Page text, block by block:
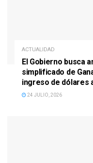
ACTUALIDAD
El Gobierno busca
simplificado de
ingreso de dólares
24 JULIO, 2026